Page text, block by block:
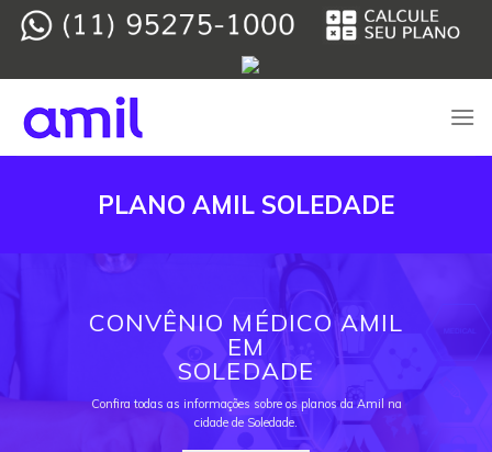
Skip
PLANO AMIL SOLEDADE
CONVÊNIO MÉDICO AMIL
EM
SOLEDADE
Confira todas as informações sobre os planos da Amil na
cidade de Soledade.